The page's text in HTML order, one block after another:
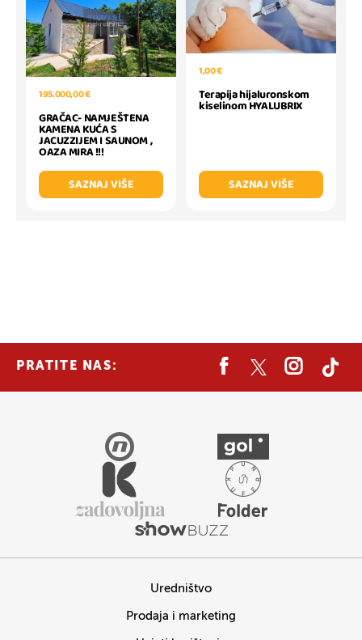
195.000,00 €
GRAČAC- NAMJEŠTENA
KAMENA KUĆA S
JACUZZIJEM I SAUNOM ,
OAZA MIRA !!!
SAZNAJ VIŠE
1,00 €
Terapija hijaluronskom
kiselinom HYALUBRIX
SAZNAJ VIŠE
PRATITE NAS:
Uredništvo
Prodaja i marketing